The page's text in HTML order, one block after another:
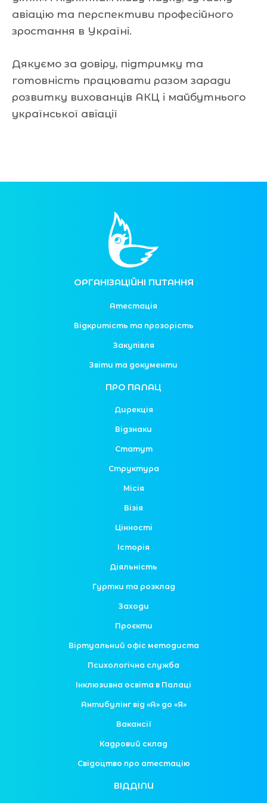
авіацію та перспективи професійного
зростання в Україні.
Дякуємо за довіру, підтримку та
готовність працювати разом заради
розвитку вихованців АКЦ і майбутнього
української авіації
ОРГАНІЗАЦІЙНІ ПИТАННЯ
Атестація
Відкритість та прозорість
Закупівля
Звіти та документи
ПРО ПАЛАЦ
Дирекція
Відзнаки
Статут
Структура
Місія
Візія
Цінності
Історія
Діяльність
Гуртки та розклад
Заходи
Проєкти
Віртуальний офіс методиста
Психологічна служба
Інклюзивна освіта в Палаці
Антибулінг від «А» до «Я»
Вакансії
Кадровий склад
Свідоцтво про атестацію
ВІДДІЛИ